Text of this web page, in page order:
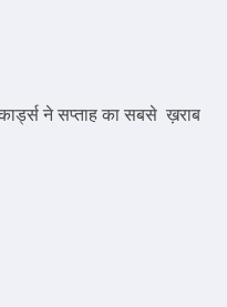
ने सप्ताह का सबसे ख़राब